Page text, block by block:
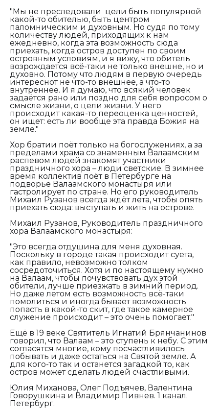
"Мы не преследовали цели быть популярной
какой-то обителью, быть центром
паломническим и духовным. Но судя по тому
количеству людей, приходящих к нам
ежедневно, когда эта возможность сюда
приехать, когда остров доступен по своим
островным условиям, и я вижу, что обитель
возрождается всё-таки не только внешне, но и
духовно. Потому что людям в первую очередь
интереснот не что-то внешнее, а что-то
внутреннее. И я думаю, что всякий человек
задаётся рано или поздно для себя вопросом о
смысле жизни, о цели жизни. У него
происходит какая-то переоценка ценностей,
он ищет: есть ли вообще эта правда Божия на
земле."
Хор братии поёт только на богослужениях, а за
пределами храма со знаменным Валаамским
распевом людей знакомят участники
праздничного хора – люди светские. В зимнее
время коллектив поёт в Петербурге на
подворье Валаамского монастыря или
гастролирует по стране. Но его руководитель
Михаил Рузанов всегда ждёт лета, чтобы опять
приехать сюда: выступать и жить на острове.
Михаил Рузанов, Руководитель праздничного
хора Валаамского монастыря:
"Это всегда отдушина для меня духовная.
Поскольку в городе такая происходит суета,
как правило, невозможно толком
сосредоточиться. Хотя и по настоящему нужно
на Валаам, чтобы почувствовать дух этой
обители, лучше приезжать в зимний период.
Но даже летом есть возможность всё-таки
помолиться и иногда бывает возможность
попасть в какой-то скит, где такое камерное
служение происходит – это очень помогает."
Ещё в 19 веке Святитель Игнатий Брянчанинов
говорил, что Валаам – это ступень к небу. С этим
согласятся многие, кому посчастливилось
побывать и даже остаться на Святой земле. А
для кого-то так и останется загадкой то, как
остров может сделать людей счастливыми.
Юлия Миханова, Олег Подъячев, Валентина
Говорушкина и Владимир Пивнев. 1 канал.
Петербург.